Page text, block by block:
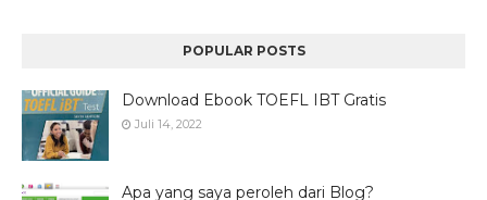
POPULAR POSTS
Download Ebook TOEFL IBT Gratis
Juli 14, 2022
Apa yang saya peroleh dari Blog?